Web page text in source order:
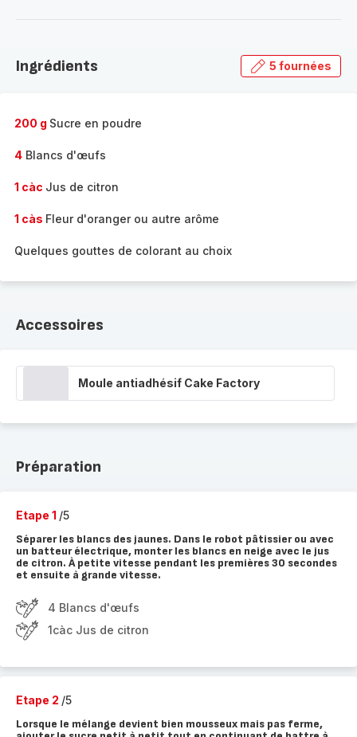
gamme
Ingrédients 5 fournées
200 g Sucre en poudre
4 Blancs d'œufs
1 càc Jus de citron
1 càs Fleur d'oranger ou autre arôme
Quelques gouttes de colorant au choix
Accessoires
Moule antiadhésif Cake Factory
Préparation
Etape 1 /5
Séparer les blancs des jaunes. Dans le robot pâtissier ou avec
un batteur électrique, monter les blancs en neige avec le jus
de citron. À petite vitesse pendant les premières 30 secondes
et ensuite à grande vitesse.
4 Blancs d'œufs
1càc Jus de citron
Etape 2 /5
Lorsque le mélange devient bien mousseux mais pas ferme,